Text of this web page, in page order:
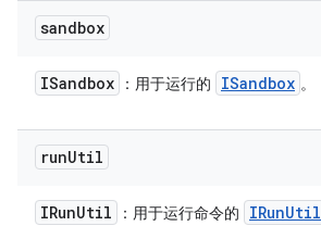
sandbox
ISandbox ：用于运行的 ISandbox 。
runUtil
IRunUtil ：用于运行命令的 IRunUtil